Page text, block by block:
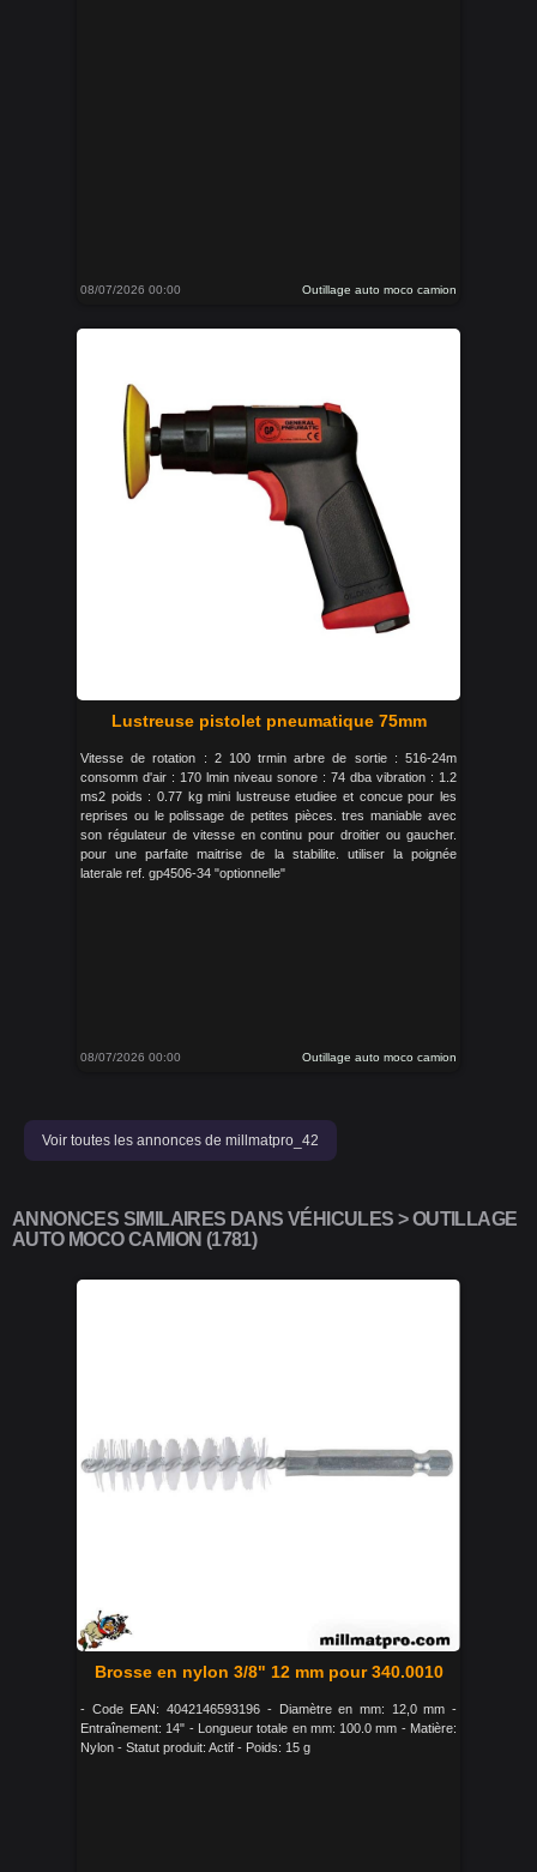
08/07/2026 00:00 Outillage auto moco camion
Lustreuse pistolet pneumatique 75mm
Vitesse de rotation : 2 100 trmin arbre de sortie : 516-24m
consomm d'air : 170 lmin niveau sonore : 74 dba vibration : 1.2
ms2 poids : 0.77 kg mini lustreuse etudiee et concue pour les
reprises ou le polissage de petites pièces. tres maniable avec
son régulateur de vitesse en continu pour droitier ou gaucher.
pour une parfaite maitrise de la stabilite. utiliser la poignée
laterale ref. gp4506-34 "optionnelle"
08/07/2026 00:00 Outillage auto moco camion
Voir toutes les annonces de millmatpro_42
ANNONCES SIMILAIRES DANS VÉHICULES > OUTILLAGE
AUTO MOCO CAMION (1781)
Brosse en nylon 3/8" 12 mm pour 340.0010
- Code EAN: 4042146593196 - Diamètre en mm: 12,0 mm -
Entraînement: 14" - Longueur totale en mm: 100.0 mm - Matière:
Nylon - Statut produit: Actif - Poids: 15 g